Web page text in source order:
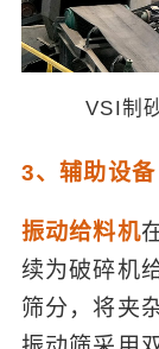
VSI制
3、辅助设备
振动给料机
续为破碎机
筛分，将夹